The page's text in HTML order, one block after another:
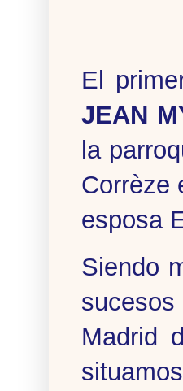
El
JEAN
la
Corrèze
esposa
Siendo
Madrid